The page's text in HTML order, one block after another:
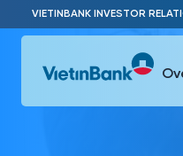
Skip to Main Content
VIETINBANK INVESTOR